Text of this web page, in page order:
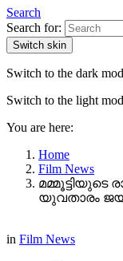
Search
Search for:
Switch skin
Switch to the dark
Switch to the light
You are here:
Home
Film News
മമ്മൂട്ടിയുടെ
യുവതാരം
in Film News